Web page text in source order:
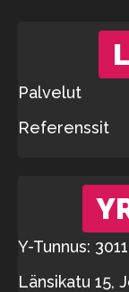
Palvelut
Referenssit
Y-Tunnus:
Länsikatu 15,